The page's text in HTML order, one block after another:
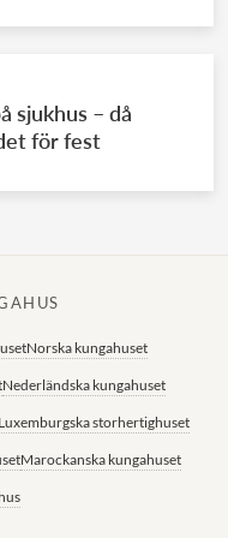
sjukhus – då
för fest
Norska kungahuset
Nederländska kungahuset
storhertighuset
Marockanska kungahuset